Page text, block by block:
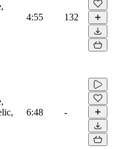
4:55 132
6:48 -